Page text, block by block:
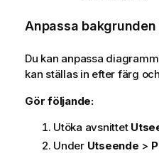
Anpassa bakgrunden
Du kan anpassa
kan ställas in efter färg
Gör följande:
Utöka avsnittet
Under Utseende >